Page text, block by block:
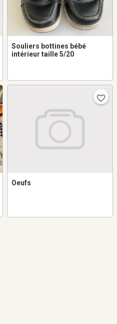
Souliers bottines bébé
intérieur taille 5/20
Oeufs